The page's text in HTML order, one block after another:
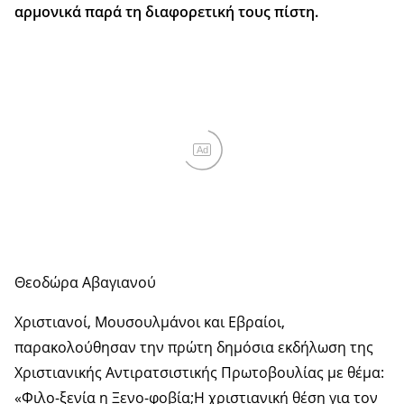
αρμονικά παρά τη διαφορετική τους πίστη.
Ad
Θεοδώρα Αβαγιανού
Χριστιανοί, Μουσουλμάνοι και Εβραίοι,
παρακολούθησαν την πρώτη δημόσια εκδήλωση της
Χριστιανικής Αντιρατσιστικής Πρωτοβουλίας με θέμα:
«Φιλο-ξενία η Ξενο-φοβία;Η χριστιανική θέση για τον